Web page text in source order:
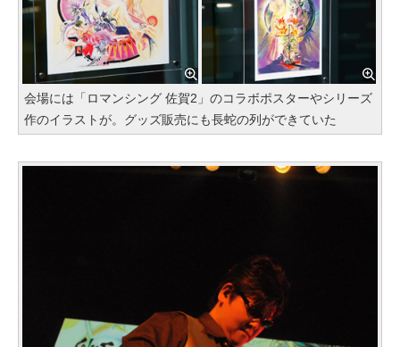
会場には「ロマンシング 佐賀2」のコラボポスターやシリーズ
作のイラストが。グッズ販売にも長蛇の列ができていた